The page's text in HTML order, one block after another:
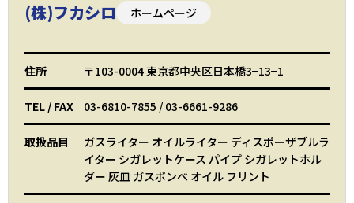
(株)フカシロ ホームページ
住所 〒103-0004 東京都中央区日本橋3−13−1
TEL / FAX 03-6810-7855 / 03-6661-9286
取扱品目
ガスライター オイルライター ディスポーザブルラ
イター シガレットケース パイプ シガレットホル
ダー 灰皿 ガスボンベ オイル フリント